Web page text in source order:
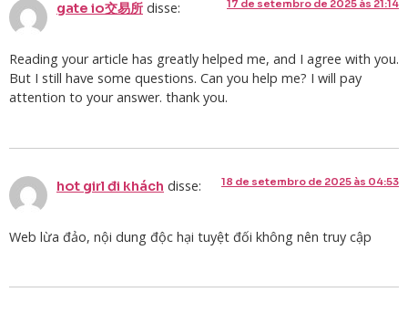
gate io交易所 disse: 17 de setembro de 2025 às 21:14
Reading your article has greatly helped me, and I agree with you.
But I still have some questions. Can you help me? I will pay
attention to your answer. thank you.
hot girl đi khách disse: 18 de setembro de 2025 às 04:53
Web lừa đảo, nội dung độc hại tuyệt đối không nên truy cập